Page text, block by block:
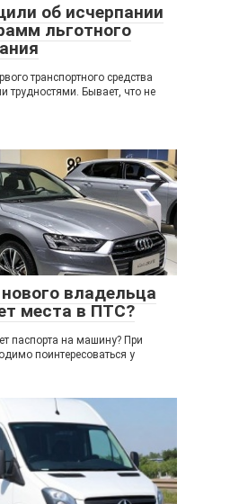
об исчерпании
льготного
транспортного средства
трудностями. Бывает, что не
владельца
места в ПТС?
паспорта на машину? При
поинтересоваться у